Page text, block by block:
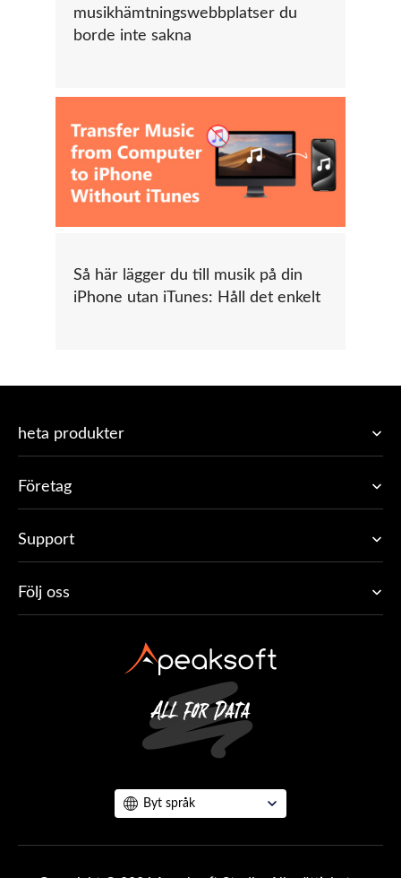
musikhämtningswebbplatser du
borde inte sakna
Så här lägger du till musik på din
iPhone utan iTunes: Håll det enkelt
heta produkter
Företag
Support
Följ oss
Byt språk